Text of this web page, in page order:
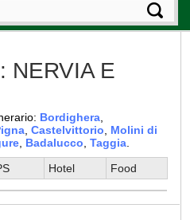
NERVIA E
Bordighera
,Castelvittorio
Molini di
Badalucco ,Taggia
Hotel Food